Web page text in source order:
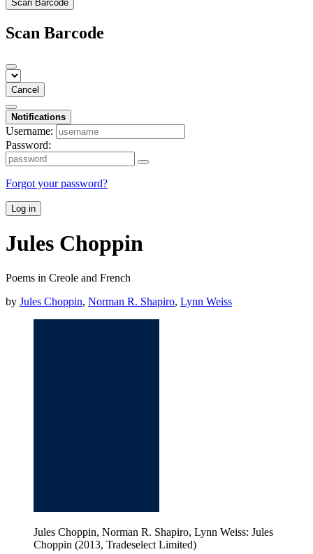
Scan Barcode
Scan Barcode
Cancel
Notifications
Username:
Password:
Forgot your password?
Log in
Jules Choppin
Poems in Creole and French
by Jules Choppin, Norman R. Shapiro, Lynn Weiss
Jules Choppin, Norman R. Shapiro, Lynn Weiss: Jules
Choppin (2013, Tradeselect Limited)